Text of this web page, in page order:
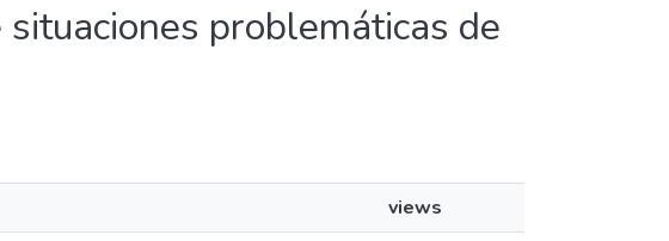
problemáticas de
views